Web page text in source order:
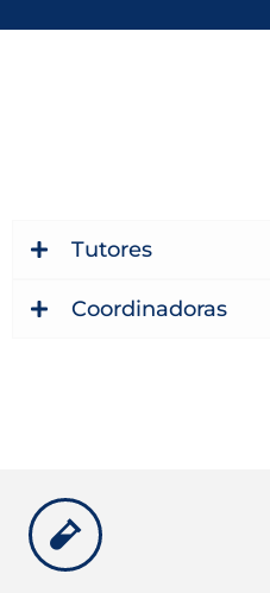
Tutores
Coordinadoras